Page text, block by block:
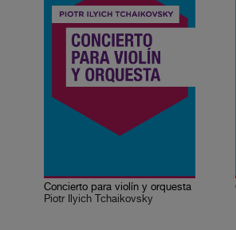
Concierto para violín y orquesta
Piotr Ilyich Tchaikovsky